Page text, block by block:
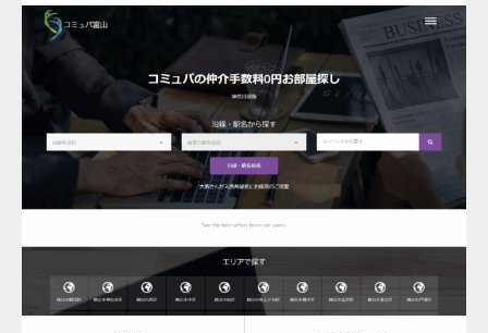
更新日： 2023.03.10
住宅改修費受領委任払い取扱事業者
詳細 検索サイト
Hello world!
究極的に実用性を重視した「フッターバー」
が電話予約や記事の拡…